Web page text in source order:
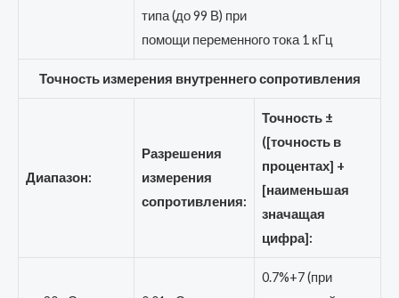
типа (до 99 В) при
помощи переменного тока 1 кГц
Точность измерения внутреннего сопротивления
Диапазон:
Разрешения
измерения
сопротивления:
Точность ±
([точность в
процентах] +
[наименьшая
значащая
цифра]:
0.7%+7 (при